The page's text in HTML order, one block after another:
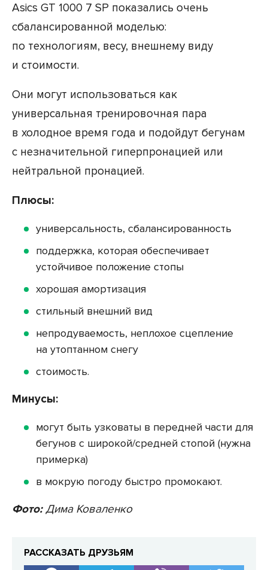
Asics GT 1000 7 SP показались очень
сбалансированной моделью:
по технологиям, весу, внешнему виду
и стоимости.
Они могут использоваться как
универсальная тренировочная пара
в холодное время года и подойдут бегунам
с незначительной гиперпронацией или
нейтральной пронацией.
Плюсы:
универсальность, сбалансированность
поддержка, которая обеспечивает
устойчивое положение стопы
хорошая амортизация
стильный внешний вид
непродуваемость, неплохое сцепление
на утоптанном снегу
стоимость.
Минусы:
могут быть узковаты в передней части для
бегунов с широкой/средней стопой (нужна
примерка)
в мокрую погоду быстро промокают.
Фото:Дима Коваленко
РАССКАЗАТЬ ДРУЗЬЯМ